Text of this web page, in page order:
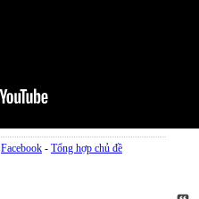
Facebook - Tổng hợp chủ đề